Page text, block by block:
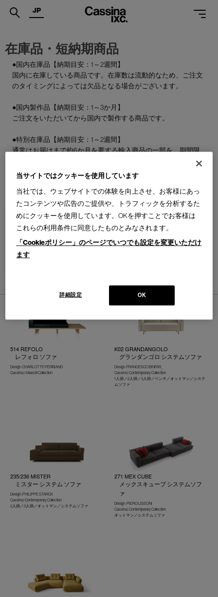
.
SERVICES
MAGAZINE
SUPPORT
CATALOGUES
ONLINE STORE お問合せ
JP
在庫品・短納期商品
●国内在庫品【納期目安：1～2週間】
国内に在庫している商品です。在庫数は流動的なため、ご注文
のタイミングによっては欠品となる場合がございます。
●国内製作品【納期目安：1～3か月】
ご注文をいただいてから国内で製作する商品です。
●特別在庫品【納期目安：1～2週間】
通常はお届けまで約6か月を要する輸入商品の一部を、期間限
定で国内在庫としてご用意しております。数量限定のため、な
くなり次第終了となります。
件あります
514 REFOLO
レフォロ ソファ
Design : CHARLOTTE PERRIAND
Cassina | I Maestri Collection
K02 GRANDANGOLO
グランダンゴロ システムソファ
Design : FRANCESCO BINFAR_
Cassina | Contemporary Collection
1人掛／2人掛／3人掛／ベンチ／オットマン／システ
ムソファ
235/236 MISTER
ミスター システム ソファ
Design : PHILIPPE STARCK
Cassina | Contemporary Collection
2人掛／3人掛／オットマン／システムソファ
271 MEX CUBE
メックスキューブ システムソフ
ァ
Design : PIERO LISSONI
Cassina | Contemporary Collection
オットマン／システムソファ
当サイトではクッキーを使用しています
当社では、ウェブサイトでの体験を向上させ、お客様にあっ
たコンテンツや広告のご提供や、トラフィックを分析するた
めにクッキーを使用しています。OKを押すことでお客様は
これらの利用条件に同意したものとみなされます。
「Cookieポリシー」のページでいつでも設定を変更いただけ
ます
OK
詳細設定